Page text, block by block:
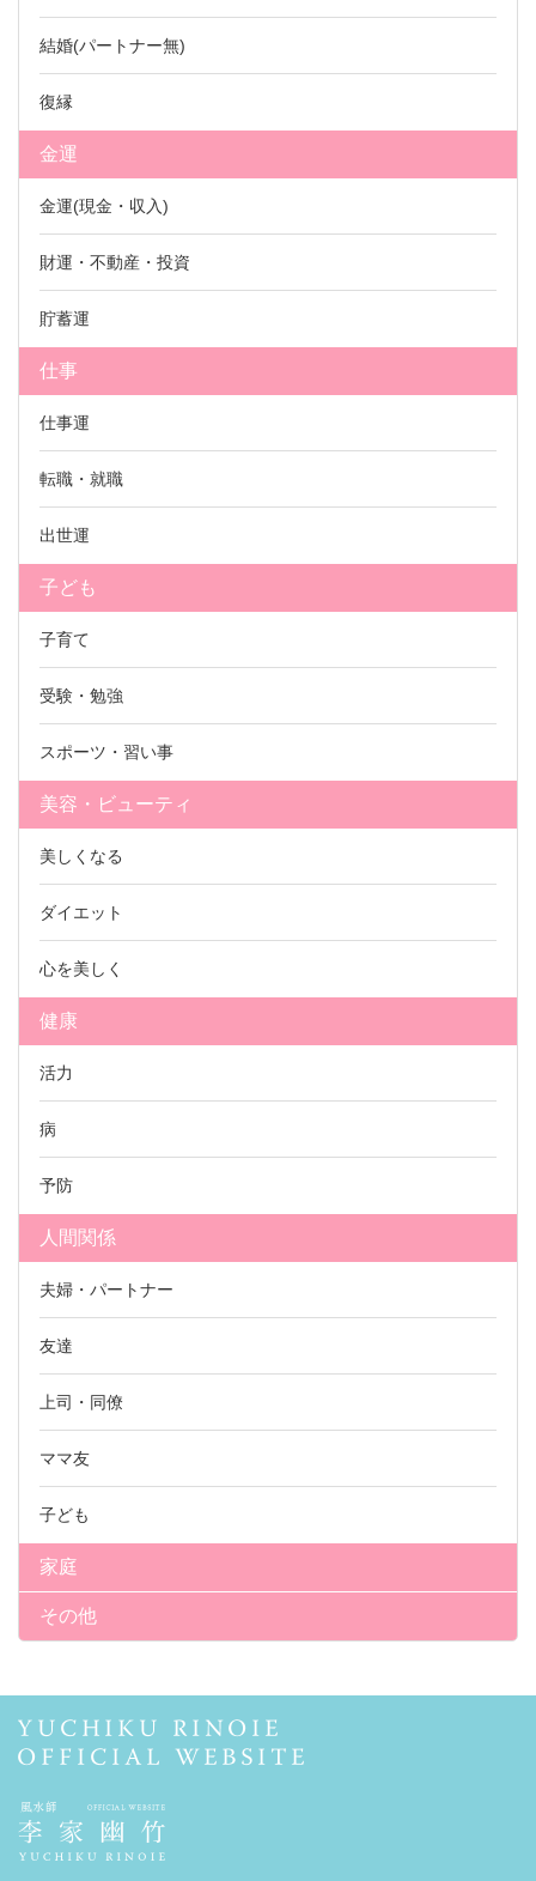
結婚(パートナー無)
復縁
金運
金運(現金・収入)
財運・不動産・投資
貯蓄運
仕事
仕事運
転職・就職
出世運
子ども
子育て
受験・勉強
スポーツ・習い事
美容・ビューティ
美しくなる
ダイエット
心を美しく
健康
活力
病
予防
人間関係
夫婦・パートナー
友達
上司・同僚
ママ友
子ども
家庭
その他